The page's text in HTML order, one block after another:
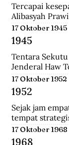
Tercapai
Alibasyah
Belanda
Sentot
panglima di
berumur 17
Madiun.
17 Oktober 1945
1945
Tentara
Jenderal Haw
Sekutu
di Indonesia.
senjata yang
Jepang
17 Oktober 1952
1952
Sejak jam
tempat
dan stasiun-
kerumuman
17 Oktober 1968
1968